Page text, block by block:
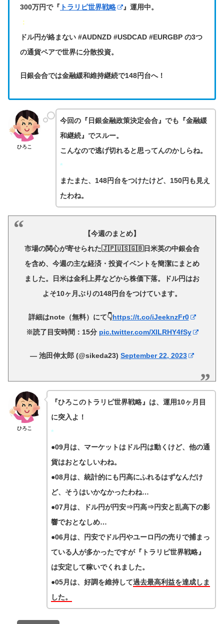
300万円で『 トラリピ世界戦略
』運用中。
：
ドル円が絡まない #AUDNZD #USDCAD #EURGBP の3つ
の通貨ペアで世界に分散投資。
日銀会合では金融緩和維持継続で148円台へ！
ひろこ
今回の『日銀金融政策決定会合』でも『金融緩
和継続』でスルー。
こんなので逃げ切れると思ってんのかしらね。
*
またまた、148円台をつけたけど、150円も見え
たわね。
【今週のまとめ】
市場の関心が寄せられた🇯🇵🇺🇸🇬🇧日米英の中銀会合
を含め、今週の主な経済・投資イベントを簡潔にまとめ
ました。日米は金利上昇などから株価下落。ドル円はお
よそ10ヶ月ぶりの148円台をつけています。
詳細はnote（無料）にて👇https://t.co/iJeeknzFr0
※読了目安時間：15分 pic.twitter.com/XlLRHY4fSy
— 池田伸太郎 (@sikeda23) September 22, 2023
ひろこ
『ひろこのトラリピ世界戦略』は、運用10ヶ月目
に突入よ！
*
●09月は、マーケットはドル円は動くけど、他の通
貨はおとなしいわね。
●08月は、統計的にも円高にふれるはずなんだけ
ど、そうはいかなかったわね…
●07月は、ドル円が円安⇒円高⇒円安と乱高下の影
響でおとなしめ…
●06月は、円安でドル円やユーロ円の売りで捕まっ
ている人が多かったですが『トラリピ世界戦略』
は安定して稼いでくれました。
●05月は、好調を維持して過去最高利益を達成しま
した。